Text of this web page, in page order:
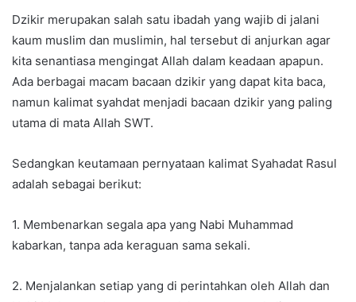
Dzikir merupakan salah satu ibadah yang wajib di jalani
kaum muslim dan muslimin, hal tersebut di anjurkan agar
kita senantiasa mengingat Allah dalam keadaan apapun.
Ada berbagai macam bacaan dzikir yang dapat kita baca,
namun kalimat syahdat menjadi bacaan dzikir yang paling
utama di mata Allah SWT.
Sedangkan keutamaan pernyataan kalimat Syahadat Rasul
adalah sebagai berikut:
1. Membenarkan segala apa yang Nabi Muhammad
kabarkan, tanpa ada keraguan sama sekali.
2. Menjalankan setiap yang di perintahkan oleh Allah dan